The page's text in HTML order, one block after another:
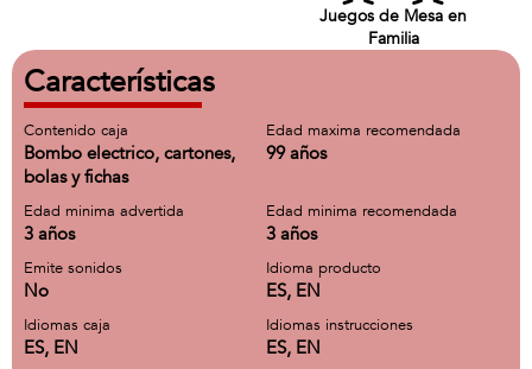
Juegos de Mesa en
Familia
Características
Contenido caja
Bombo electrico, cartones,
bolas y fichas
Edad maxima recomendada
99 años
Edad minima advertida
3 años
Edad minima recomendada
3 años
Emite sonidos
No
Idioma producto
ES, EN
Idiomas caja
ES, EN
Idiomas instrucciones
ES, EN